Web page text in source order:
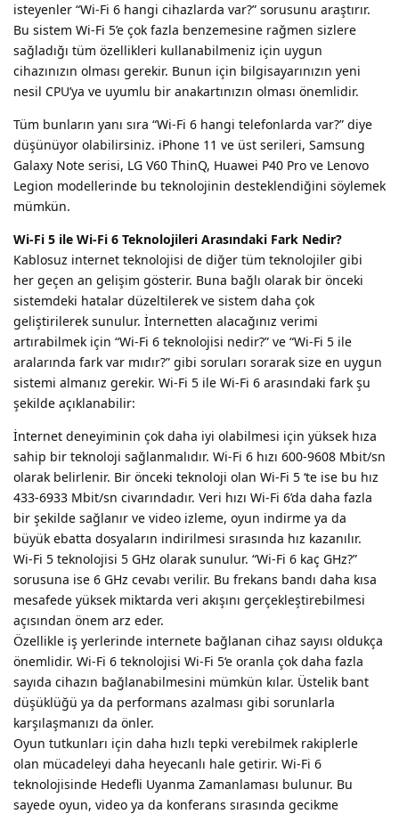
isteyenler “Wi-Fi 6 hangi cihazlarda var?” sorusunu araştırır.
Bu sistem Wi-Fi 5’e çok fazla benzemesine rağmen sizlere
sağladığı tüm özellikleri kullanabilmeniz için uygun
cihazınızın olması gerekir. Bunun için bilgisayarınızın yeni
nesil CPU’ya ve uyumlu bir anakartınızın olması önemlidir.
Tüm bunların yanı sıra “Wi-Fi 6 hangi telefonlarda var?” diye
düşünüyor olabilirsiniz. iPhone 11 ve üst serileri, Samsung
Galaxy Note serisi, LG V60 ThinQ, Huawei P40 Pro ve Lenovo
Legion modellerinde bu teknolojinin desteklendiğini söylemek
mümkün.
Wi-Fi 5 ile Wi-Fi 6 Teknolojileri Arasındaki Fark Nedir?
Kablosuz internet teknolojisi de diğer tüm teknolojiler gibi
her geçen an gelişim gösterir. Buna bağlı olarak bir önceki
sistemdeki hatalar düzeltilerek ve sistem daha çok
geliştirilerek sunulur. İnternetten alacağınız verimi
artırabilmek için “Wi-Fi 6 teknolojisi nedir?” ve “Wi-Fi 5 ile
aralarında fark var mıdır?” gibi soruları sorarak size en uygun
sistemi almanız gerekir. Wi-Fi 5 ile Wi-Fi 6 arasındaki fark şu
şekilde açıklanabilir:
İnternet deneyiminin çok daha iyi olabilmesi için yüksek hıza
sahip bir teknoloji sağlanmalıdır. Wi-Fi 6 hızı 600-9608 Mbit/sn
olarak belirlenir. Bir önceki teknoloji olan Wi-Fi 5 ‘te ise bu hız
433-6933 Mbit/sn civarındadır. Veri hızı Wi-Fi 6’da daha fazla
bir şekilde sağlanır ve video izleme, oyun indirme ya da
büyük ebatta dosyaların indirilmesi sırasında hız kazanılır.
Wi-Fi 5 teknolojisi 5 GHz olarak sunulur. “Wi-Fi 6 kaç GHz?”
sorusuna ise 6 GHz cevabı verilir. Bu frekans bandı daha kısa
mesafede yüksek miktarda veri akışını gerçekleştirebilmesi
açısından önem arz eder.
Özellikle iş yerlerinde internete bağlanan cihaz sayısı oldukça
önemlidir. Wi-Fi 6 teknolojisi Wi-Fi 5‘e oranla çok daha fazla
sayıda cihazın bağlanabilmesini mümkün kılar. Üstelik bant
düşüklüğü ya da performans azalması gibi sorunlarla
karşılaşmanızı da önler.
Oyun tutkunları için daha hızlı tepki verebilmek rakiplerle
olan mücadeleyi daha heyecanlı hale getirir. Wi-Fi 6
teknolojisinde Hedefli Uyanma Zamanlaması bulunur. Bu
sayede oyun, video ya da konferans sırasında gecikme